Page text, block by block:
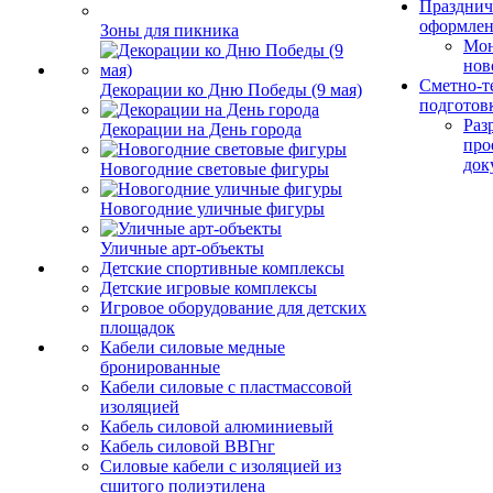
Зоны для пикника
Декорации ко Дню Победы (9 мая)
Декорации на День города
Новогодние световые фигуры
Новогодние уличные фигуры
Уличные арт-объекты
Детские спортивные комплексы
Детские игровые комплексы
Игровое оборудование для детских
площадок
Кабели силовые медные
бронированные
Кабели силовые с пластмассовой
изоляцией
Кабель силовой алюминиевый
Кабель силовой ВВГнг
Силовые кабели с изоляцией из
сшитого полиэтилена
Сметно-